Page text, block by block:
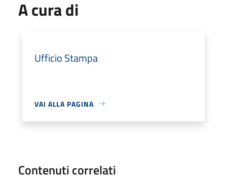
A cura di
Ufficio Stampa
VAI ALLA PAGINA
Contenuti correlati